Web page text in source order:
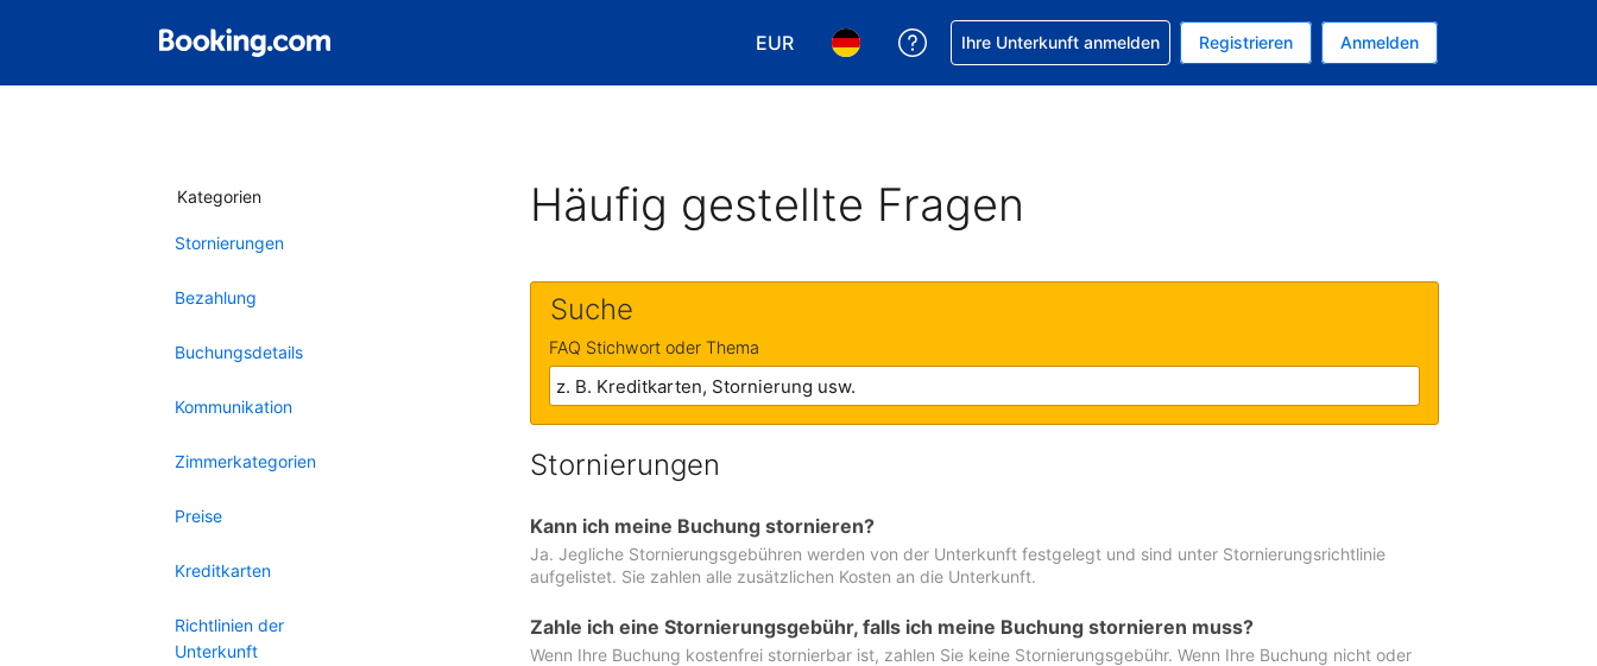
EUR
Wählen Sie Ihre Währung. Ihre aktuelle Währung ist EUR
Wählen Sie Ihre Sprache. Ihre aktuelle Sprache ist Deutsch
Hilfe bei Ihrer Buchung erhalten
Ihre Unterkunft anmelden Registrieren Anmelden
Kategorien
Stornierungen
Bezahlung
Buchungsdetails
Kommunikation
Zimmerkategorien
Preise
Kreditkarten
Richtlinien der
Unterkunft
Häufig gestellte Fragen
Suche
FAQ Stichwort oder Thema
Stornierungen
Kann ich meine Buchung stornieren?
Ja. Jegliche Stornierungsgebühren werden von der Unterkunft festgelegt und sind unter Stornierungsrichtlinie
aufgelistet. Sie zahlen alle zusätzlichen Kosten an die Unterkunft.
Zahle ich eine Stornierungsgebühr, falls ich meine Buchung stornieren muss?
Wenn Ihre Buchung kostenfrei stornierbar ist, zahlen Sie keine Stornierungsgebühr. Wenn Ihre Buchung nicht oder